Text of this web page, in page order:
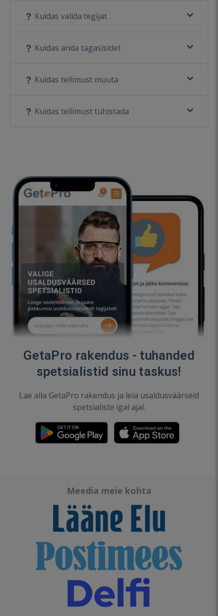
Kuidas valida tegijat
Kuidas anda tagasisidet
Kuidas tellimust muuta
Kuidas tellimust tühistada
GetaPro rakendus - tuhanded
spetsialistid sinu taskus!
Lae alla GetaPro rakendus ja leia usaldusväärseid
spetsialiste igal ajal.
Meedia meie kohta